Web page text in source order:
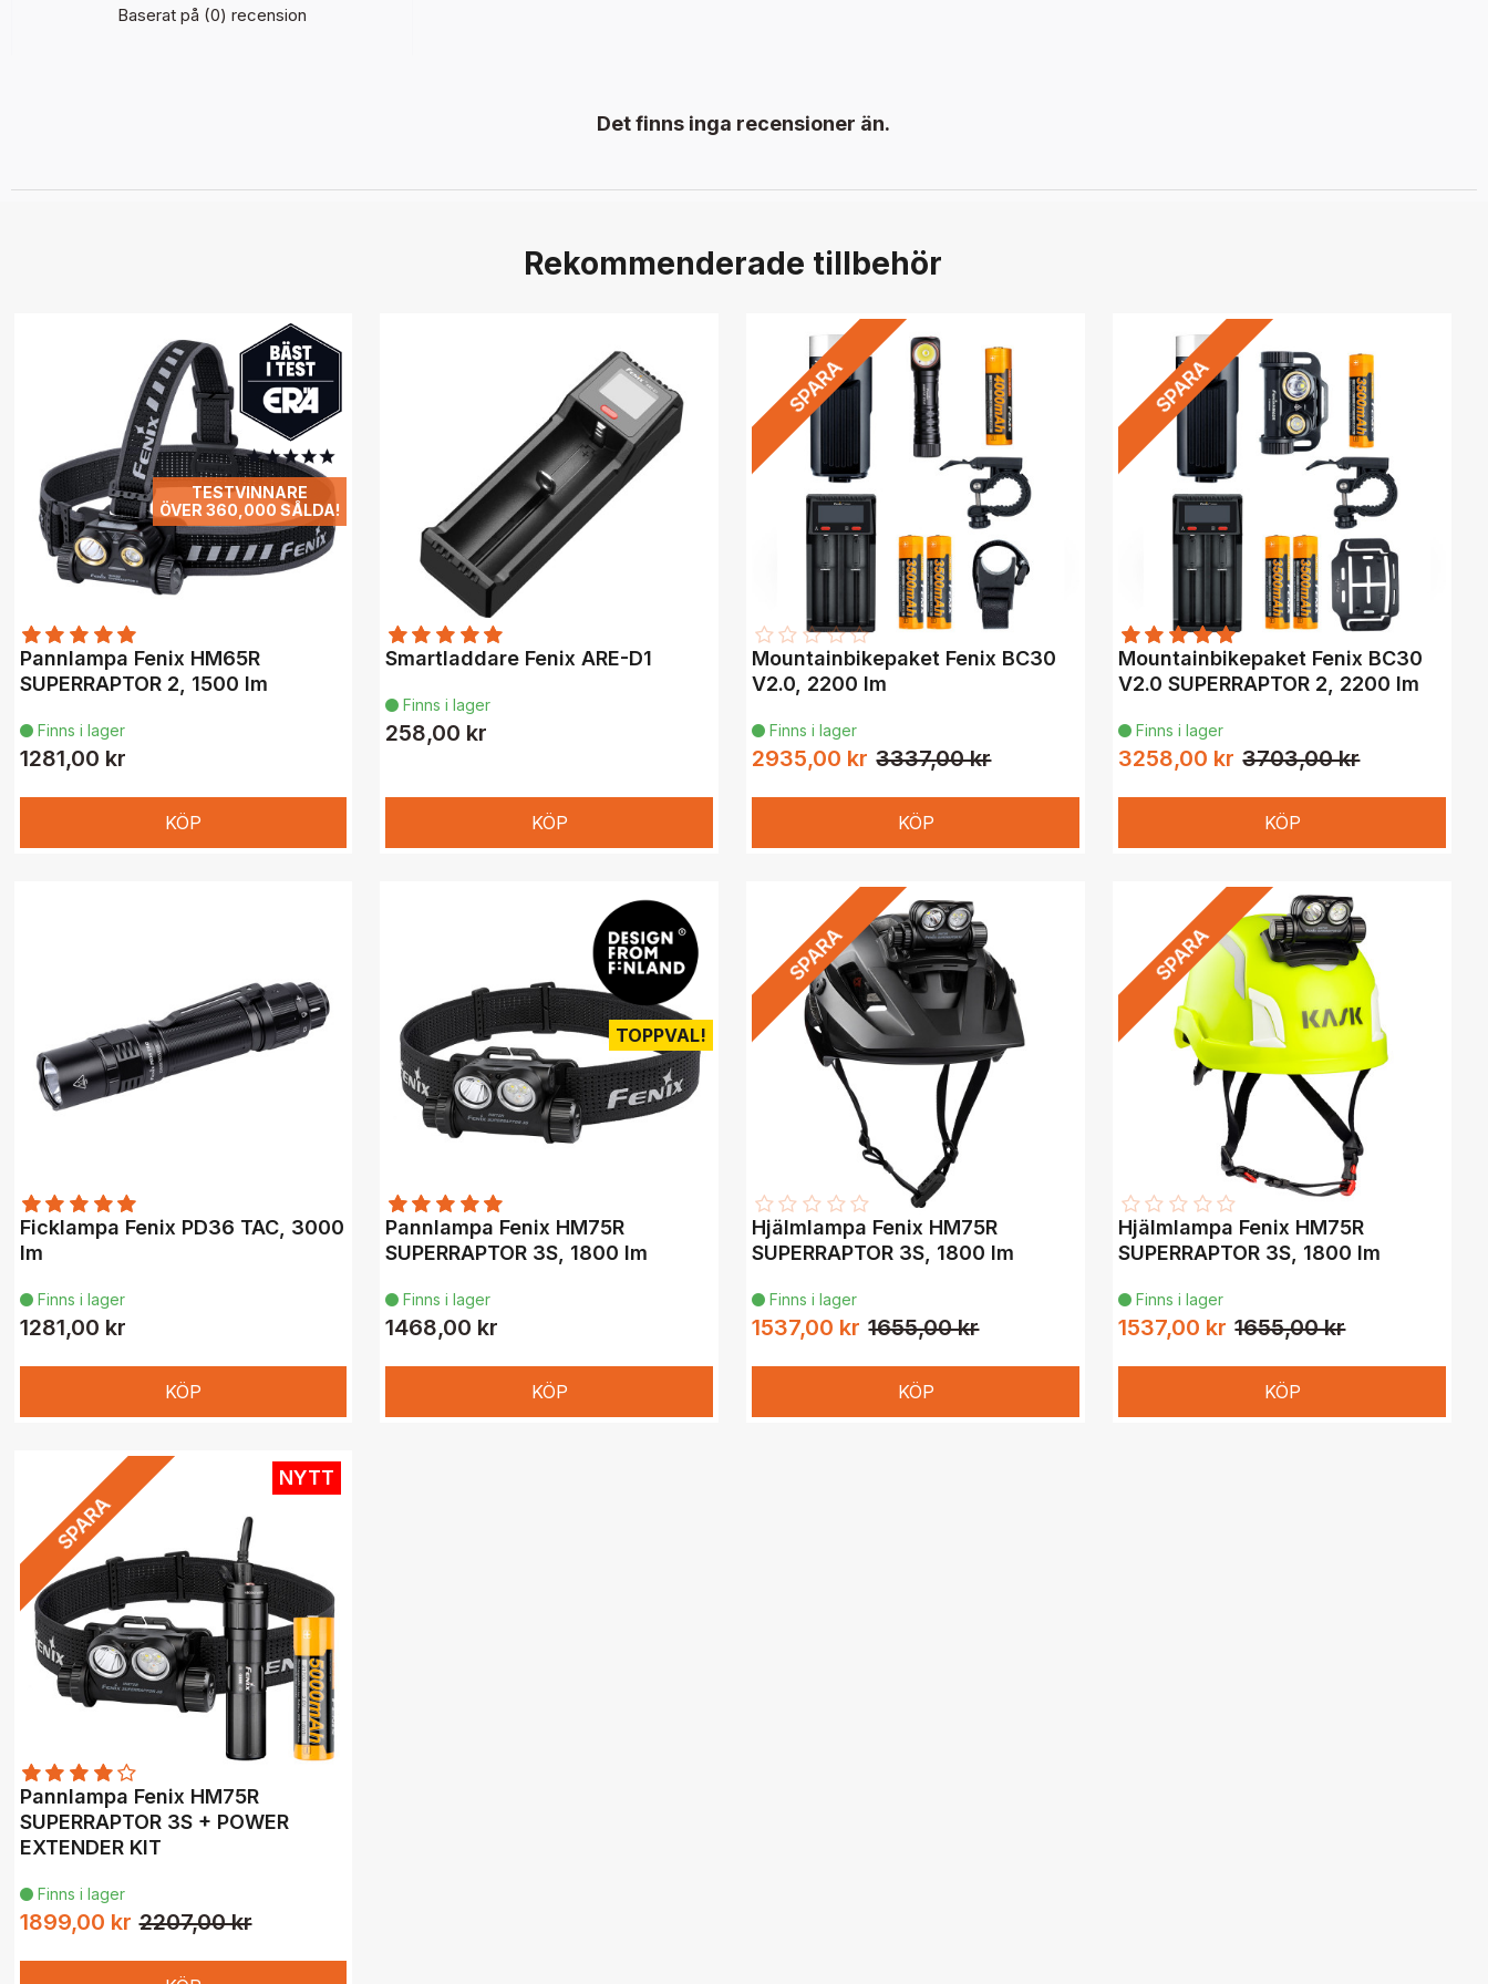
Baserat på (0) recension
Det finns inga recensioner än.
Rekommenderade tillbehör
TESTVINNARE
ÖVER 360,000 SÅLDA!
Finns i lager
Pannlampa Fenix HM65R
SUPERRAPTOR 2, 1500 lm
1281,00 kr
KÖP
 Finns i lager
Smartladdare Fenix ARE-D1
258,00 kr
KÖP
SPARA
 Finns i lager
Mountainbikepaket Fenix BC30
V2.0, 2200 lm
2935,00 kr 3337,00 kr
KÖP
SPARA
 Finns i lager
Mountainbikepaket Fenix BC30
V2.0 SUPERRAPTOR 2, 2200 lm
3258,00 kr 3703,00 kr
KÖP
Finns i lager
Ficklampa Fenix PD36 TAC, 3000
lm
1281,00 kr
KÖP
TOPPVAL!
 Finns i lager
Pannlampa Fenix HM75R
SUPERRAPTOR 3S, 1800 lm
1468,00 kr
KÖP
SPARA
 Finns i lager
Hjälmlampa Fenix HM75R
SUPERRAPTOR 3S, 1800 lm
1537,00 kr 1655,00 kr
KÖP
SPARA
 Finns i lager
Hjälmlampa Fenix HM75R
SUPERRAPTOR 3S, 1800 lm
1537,00 kr 1655,00 kr
KÖP
NYTT
SPARA
Finns i lager
Pannlampa Fenix HM75R
SUPERRAPTOR 3S + POWER
EXTENDER KIT
1899,00 kr 2207,00 kr